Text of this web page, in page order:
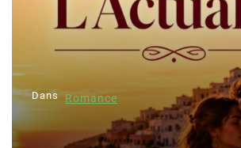
Dans Romance